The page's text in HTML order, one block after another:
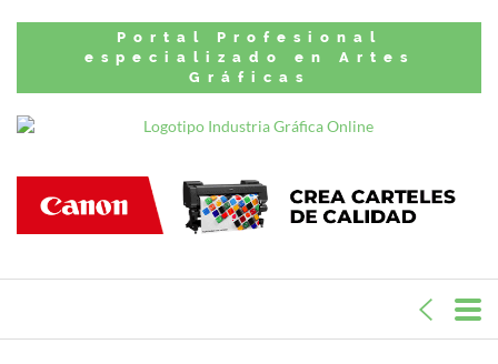
Portal Profesional
especializado en Artes
Gráficas